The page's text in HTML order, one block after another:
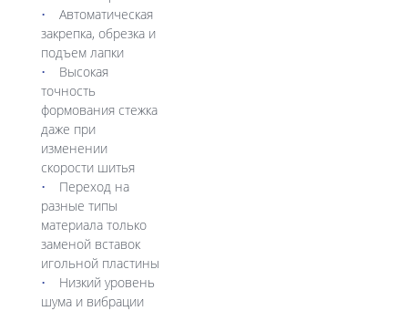
Автоматическая
закрепка, обрезка и
подъем лапки
Высокая
точность
формования стежка
даже при
изменении
скорости шитья
Переход на
разные типы
материала только
заменой вставок
игольной пластины
Низкий уровень
шума и вибрации